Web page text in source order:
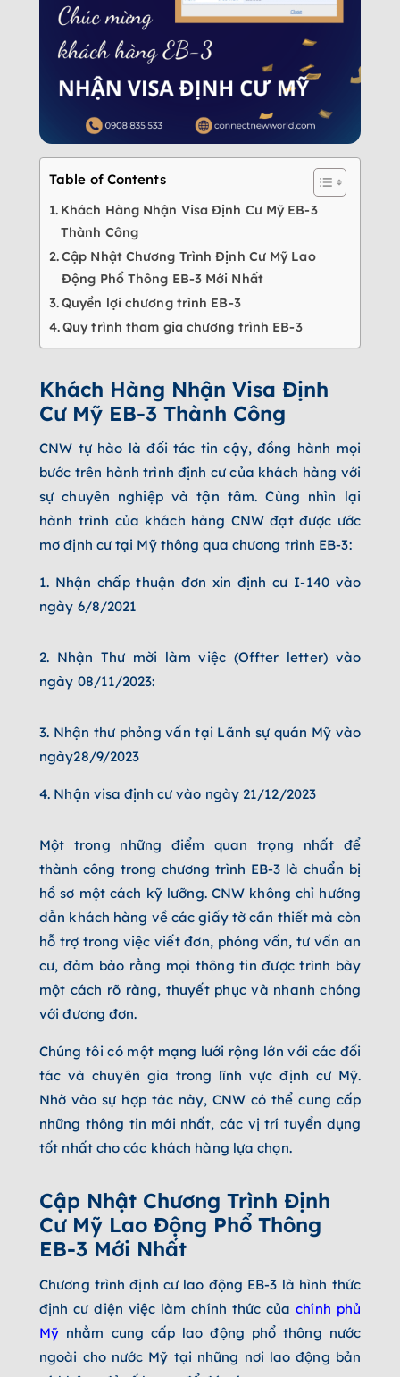
Table of Contents
Khách Hàng Nhận Visa Định Cư Mỹ EB-3
Thành Công
Cập Nhật Chương Trình Định Cư Mỹ Lao
Động Phổ Thông EB-3 Mới Nhất
Quyền lợi chương trình EB-3
Quy trình tham gia chương trình EB-3
Khách Hàng Nhận Visa Định
Cư Mỹ EB-3 Thành Công
CNW tự hào là đối tác tin cậy, đồng hành mọi
bước trên hành trình định cư của khách hàng với
sự chuyên nghiệp và tận tâm. Cùng nhìn lại
hành trình của khách hàng CNW đạt được ước
mơ định cư tại Mỹ thông qua chương trình EB-3:
1. Nhận chấp thuận đơn xin định cư I-140 vào
ngày 6/8/2021
2. Nhận Thư mời làm việc (Offter letter) vào
ngày 08/11/2023:
3. Nhận thư phỏng vấn tại Lãnh sự quán Mỹ vào
ngày28/9/2023
4. Nhận visa định cư vào ngày 21/12/2023
Một trong những điểm quan trọng nhất để
thành công trong chương trình EB-3 là chuẩn bị
hồ sơ một cách kỹ lưỡng. CNW không chỉ hướng
dẫn khách hàng về các giấy tờ cần thiết mà còn
hỗ trợ trong việc viết đơn, phỏng vấn, tư vấn an
cư, đảm bảo rằng mọi thông tin được trình bày
một cách rõ ràng, thuyết phục và nhanh chóng
với đương đơn.
Chúng tôi có một mạng lưới rộng lớn với các đối
tác và chuyên gia trong lĩnh vực định cư Mỹ.
Nhờ vào sự hợp tác này, CNW có thể cung cấp
những thông tin mới nhất, các vị trí tuyển dụng
tốt nhất cho các khách hàng lựa chọn.
Cập Nhật Chương Trình Định
Cư Mỹ Lao Động Phổ Thông
EB-3 Mới Nhất
Chương trình định cư lao động EB-3 là hình thức
định cư diện việc làm chính thức củachính phủ
Mỹ nhằm cung cấp lao động phổ thông nước
ngoài cho nước Mỹ tại những nơi lao động bản